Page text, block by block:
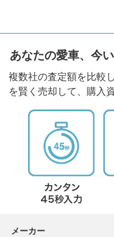
あなたの愛車、今
複数社の査定額を比較
を賢く売却して、購入
メーカー